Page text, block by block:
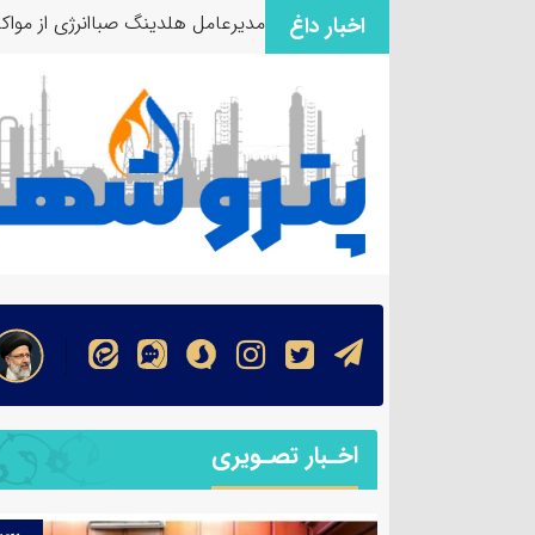
اخبار داغ مدیرعامل هلدینگ صباانرژی از
اخـبار تصـویری